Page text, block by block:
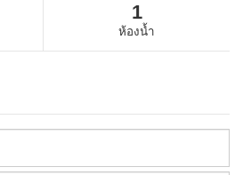
ง 0656978969
ฝาก/จำนอง
1
ห้องน้ำ